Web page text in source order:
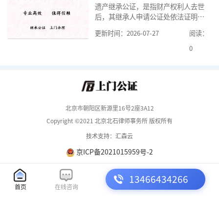
京婚前财产公证机构？了解这些不仅
有利于我们根
遗产继承公证，是指财产权利人去世
后，其继承人申请公证处依法证明继
的证明活动。通过公证，继承人可以
拿着享有继承权的公证书办理遗产过
费。我们在办理继承公证的时候，需
更新时间：2026-07-27
阅读：
0
首页 在线咨询
13466434266
北京市朝阳区新源里16号2座3A12
Copyright ©2021 北京北石律师事务所 版权所有
技术支持：汇森云
京ICP备2021015959号-2